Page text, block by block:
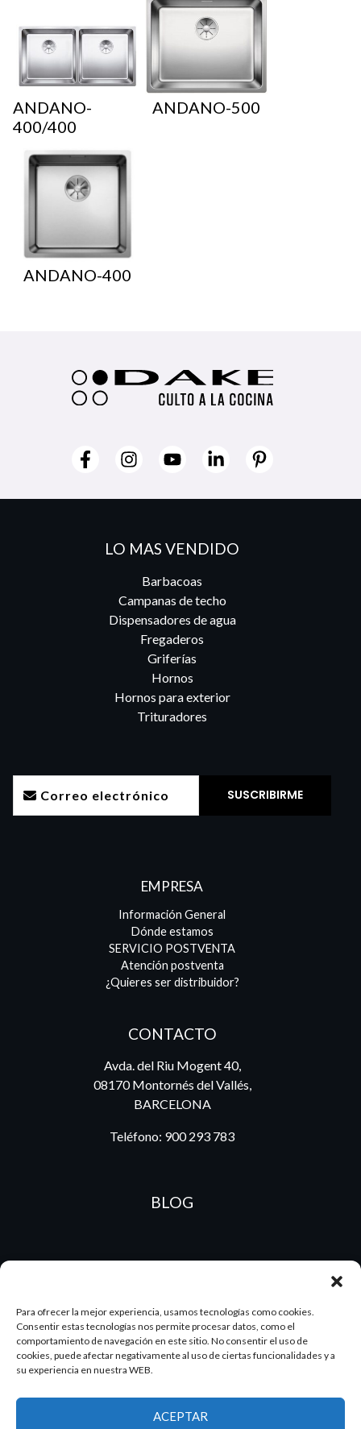
Para ofrecer la mejor experiencia, usamos tecnologías como cookies.
Consentir estas tecnologías nos permite procesar datos, como el
comportamiento de navegación en este sitio. No consentir el uso de
cookies, puede afectar negativamente al uso de ciertas funcionalidades y a
su experiencia en nuestra WEB.
ACEPTAR
ANDANO-
400/400
ANDANO-500
ANDANO-400
LO MAS VENDIDO
Barbacoas
Campanas de techo
Dispensadores de agua
Fregaderos
Griferías
Hornos
Hornos para exterior
Trituradores
EMPRESA
Información General
Dónde estamos
SERVICIO POSTVENTA
Atención postventa
¿Quieres ser distribuidor?
CONTACTO
Avda. del Riu Mogent 40,
08170 Montornés del Vallés,
BARCELONA
Teléfono: 900 293 783
BLOG
2026 Dake. Todos los derechos reservados.